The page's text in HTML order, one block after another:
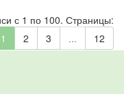
с 1 по 100. Страницы:
1
2 3 ... 12